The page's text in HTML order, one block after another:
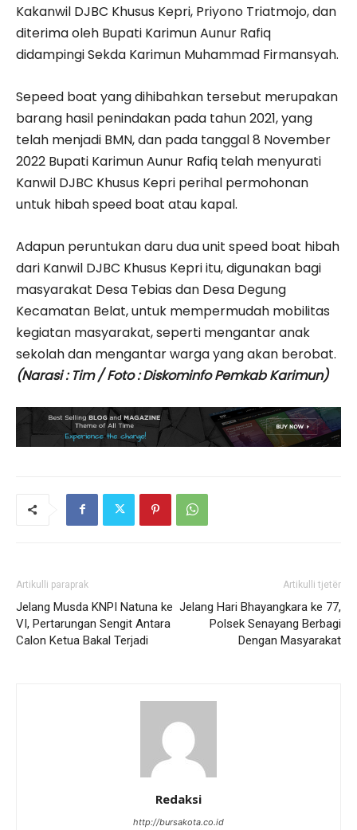
Kakanwil DJBC Khusus Kepri, Priyono Triatmojo, dan
diterima oleh Bupati Karimun Aunur Rafiq
didampingi Sekda Karimun Muhammad Firmansyah.
Sepeed boat yang dihibahkan tersebut merupakan
barang hasil penindakan pada tahun 2021, yang
telah menjadi BMN, dan pada tanggal 8 November
2022 Bupati Karimun Aunur Rafiq telah menyurati
Kanwil DJBC Khusus Kepri perihal permohonan
untuk hibah speed boat atau kapal.
Adapun peruntukan daru dua unit speed boat hibah
dari Kanwil DJBC Khusus Kepri itu, digunakan bagi
masyarakat Desa Tebias dan Desa Degung
Kecamatan Belat, untuk mempermudah mobilitas
kegiatan masyarakat, seperti mengantar anak
sekolah dan mengantar warga yang akan berobat.
(Narasi : Tim / Foto : Diskominfo Pemkab Karimun)
Artikulli paraprak
Jelang Musda KNPI Natuna ke
VI, Pertarungan Sengit Antara
Calon Ketua Bakal Terjadi
Artikulli tjetër
Jelang Hari Bhayangkara ke 77,
Polsek Senayang Berbagi
Dengan Masyarakat
Redaksi
http://bursakota.co.id